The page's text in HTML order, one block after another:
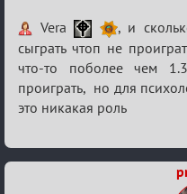
Re:
Семейный
кубок
Vera
, и
сыграть чтоп не
что-то поболее чем
проиграть, но для
это никакая роль